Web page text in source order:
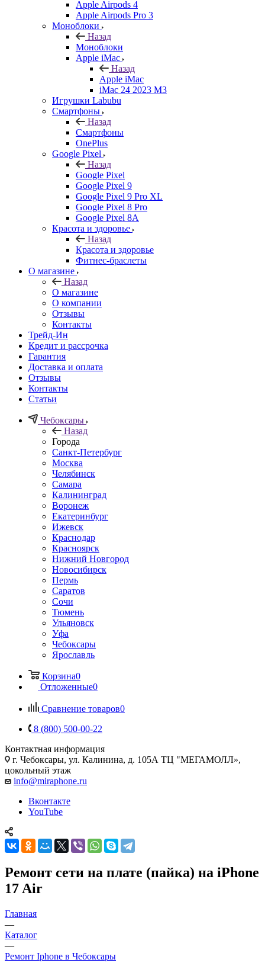
Apple Airpods 4
Apple Airpods Pro 3
Моноблоки
Назад
Моноблоки
Apple iMac
Назад
Apple iMac
iMac 24 2023 M3
Игрушки Labubu
Смартфоны
Назад
Смартфоны
OnePlus
Google Pixel
Назад
Google Pixel
Google Pixel 9
Google Pixel 9 Pro XL
Google Pixel 8 Pro
Google Pixel 8A
Красота и здоровье
Назад
Красота и здоровье
Фитнес-браслеты
О магазине
Назад
О магазине
О компании
Отзывы
Контакты
Трейд-Ин
Кредит и рассрочка
Гарантия
Доставка и оплата
Отзывы
Контакты
Статьи
Чебоксары
Назад
Города
Санкт-Петербург
Москва
Челябинск
Самара
Калининград
Воронеж
Екатеринбург
Ижевск
Краснодар
Красноярск
Нижний Новгород
Новосибирск
Пермь
Саратов
Сочи
Тюмень
Ульяновск
Уфа
Чебоксары
Ярославль
Корзина0
Отложенные0
Сравнение товаров0
8 (800) 500-00-22
Контактная информация
г. Чебоксары, ул. Калинина, д. 105А ТЦ "МЕГАМОЛЛ»,
цокольный этаж
info@miraphone.ru
Вконтакте
YouTube
Ремонт сети на плате (пайка) на iPhone
17 Air
Главная
—
Каталог
—
Ремонт Iphone в Чебоксары